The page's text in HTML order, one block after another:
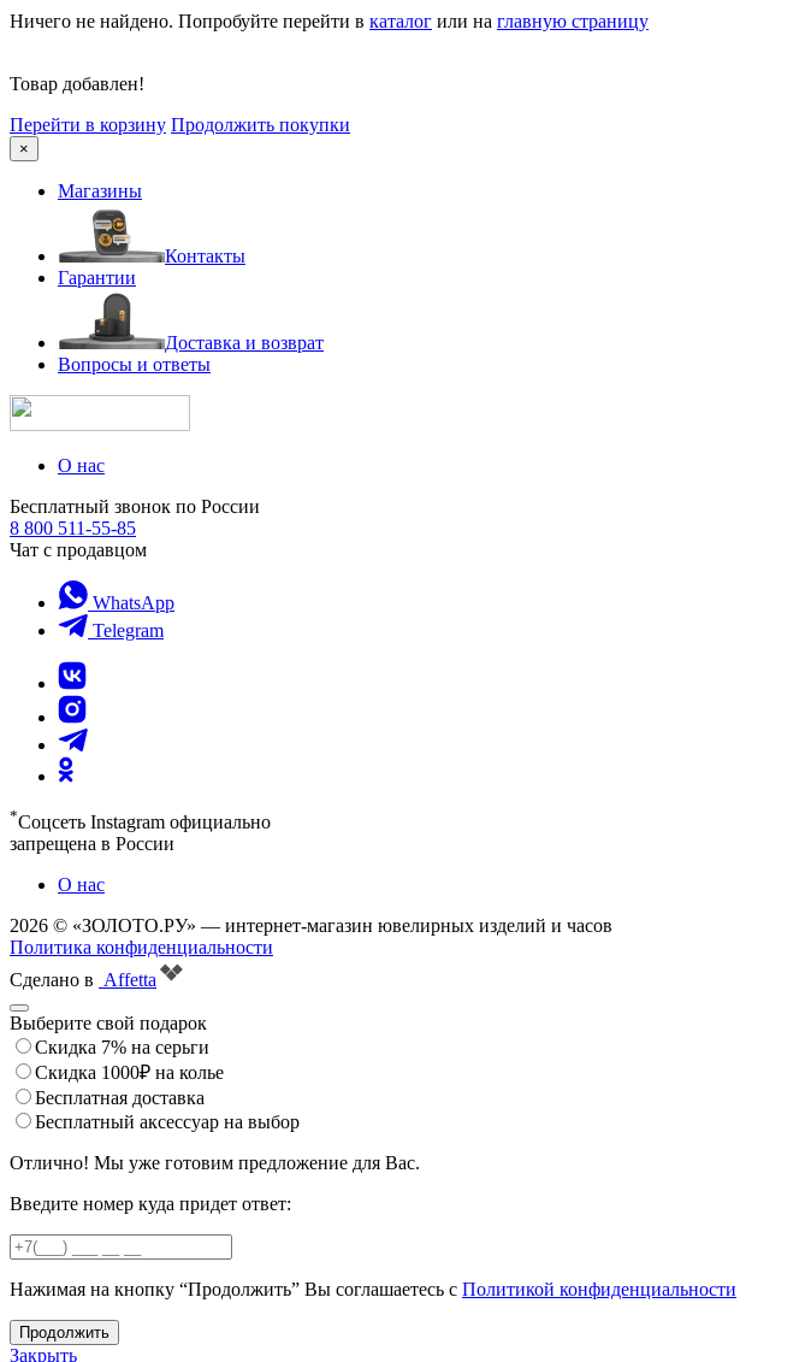
Ничего не найдено. Попробуйте перейти в каталог или на главную страницу
Товар добавлен!
Перейти в корзину Продолжить покупки
×
Магазины
Контакты
Гарантии
Доставка и возврат
Вопросы и ответы
О нас
Бесплатный звонок по России
8 800 511-55-85
Чат с продавцом
WhatsApp
Telegram
*Соцсеть Instagram официально
запрещена в России
О нас
2026 © «ЗОЛОТО.РУ» — интернет-магазин ювелирных изделий и часов
Политика конфиденциальности
Сделано в Affetta
Выберите свой подарок
Скидка 7% на серьги
Скидка 1000₽ на колье
Бесплатная доставка
Бесплатный аксессуар на выбор
Отлично! Мы уже готовим предложение для Вас.
Введите номер куда придет ответ:
Нажимая на кнопку “Продолжить” Вы соглашаетесь с Политикой конфиденциальности
Продолжить
Закрыть